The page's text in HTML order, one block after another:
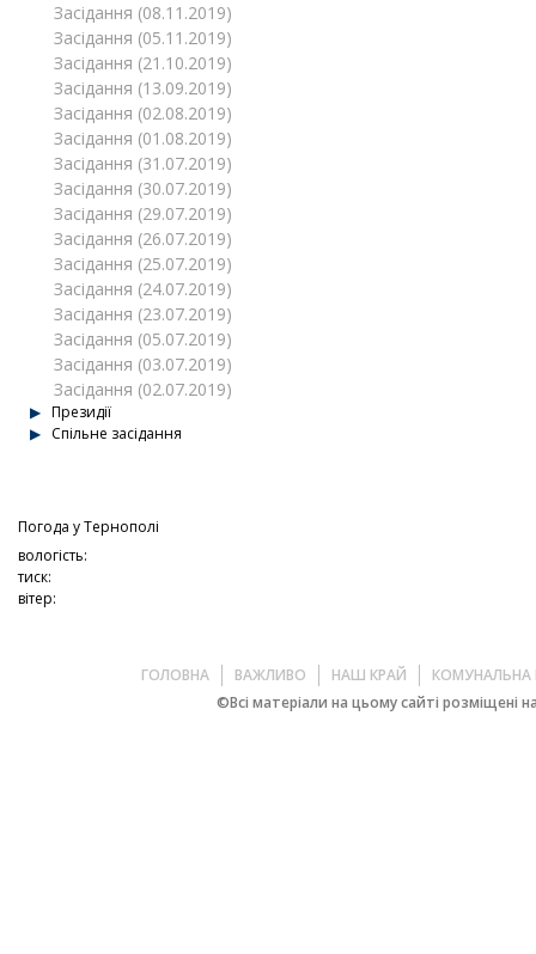
Засідання (08.11.2019)
Засідання (05.11.2019)
Засідання (21.10.2019)
Засідання (13.09.2019)
Засідання (02.08.2019)
Засідання (01.08.2019)
Засідання (31.07.2019)
Засідання (30.07.2019)
Засідання (29.07.2019)
Засідання (26.07.2019)
Засідання (25.07.2019)
Засідання (24.07.2019)
Засідання (23.07.2019)
Засідання (05.07.2019)
Засідання (03.07.2019)
Засідання (02.07.2019)
Президії
Спільне засідання
Погода уТернополі
вологість:
тиск:
вітер:
ГОЛОВНА ВАЖЛИВО НАШ КРАЙ
КОМУНАЛЬНА
©Всі матеріали на цьому сайті розміщені